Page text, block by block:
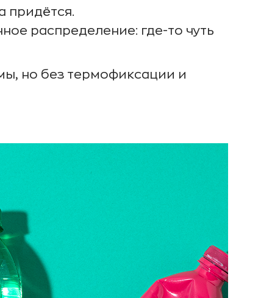
придётся.
распределение: где-то чуть
но без термофиксации и